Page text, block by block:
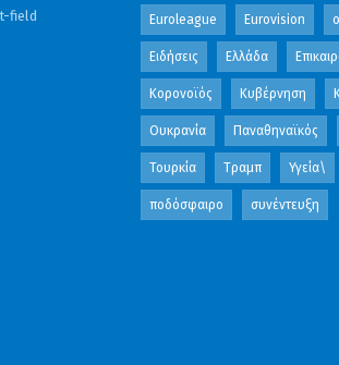
field
Euroleague Eurovision
Ειδήσεις Ελλάδα
Κορονοϊός Κυβέρνηση
Ουκρανία Παναθηναϊκός
Τουρκία Τραμπ Υγεία\
ποδόσφαιρο συνέντευξη